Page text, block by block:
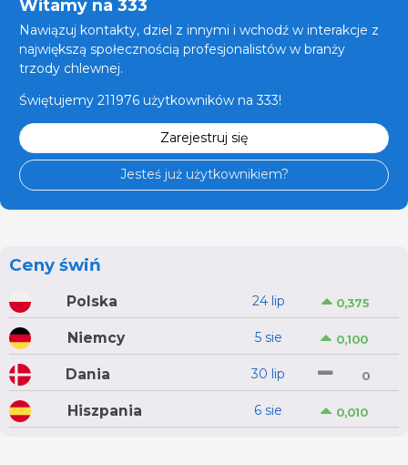
Witamy na 333
Nawiązuj kontakty, dziel z innymi i wchodź w interakcje z
największą społecznością profesjonalistów w branży
trzody chlewnej.
Świętujemy 211976 użytkowników na 333!
Zarejestruj się
Jesteś już użytkownikiem?
Ceny świń
Polska 24 lip 0,375
Niemcy 5 sie 0,100
Dania 30 lip 0
Hiszpania 6 sie 0,010